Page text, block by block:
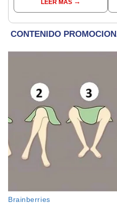
presidenta se
encontraba en Junín
LEER MÁS